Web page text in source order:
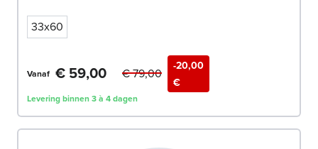
33x60
Vanaf € 59,00
-20,00
€
€ 79,00
Levering binnen 3 à 4 dagen